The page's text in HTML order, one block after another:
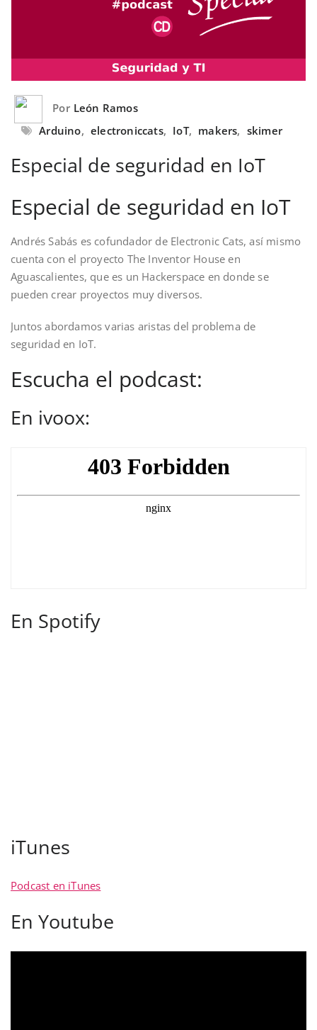
Por León Ramos
Arduino, electroniccats, IoT, makers, skimer
Especial de seguridad en IoT
Especial de seguridad en IoT
Andrés Sabás es cofundador de Electronic Cats, así mismo
cuenta con el proyecto The Inventor House en
Aguascalientes, que es un Hackerspace en donde se
pueden crear proyectos muy diversos.
Juntos abordamos varias aristas del problema de
seguridad en IoT.
Escucha el podcast:
En ivoox:
En Spotify
iTunes
Podcast en iTunes
En Youtube